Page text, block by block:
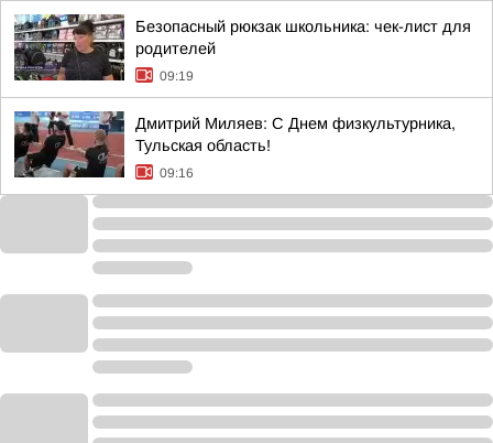
Безопасный рюкзак школьника: чек-лист для
родителей
09:19
Дмитрий Миляев: С Днем физкультурника,
Тульская область!
09:16